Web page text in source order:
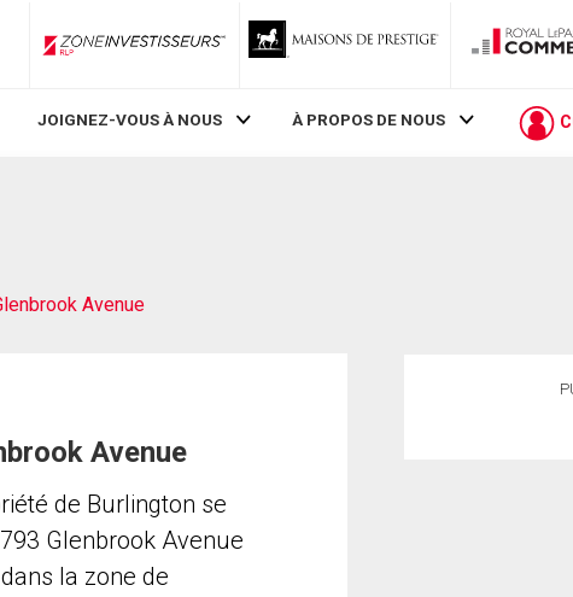
ZoneInvestisseurs RLP
JOIGNEZ-VOUS À NOUS À PROPOS DE NOUS
Avenue
Avenue
de Burlington se
Glenbrook Avenue
la zone de